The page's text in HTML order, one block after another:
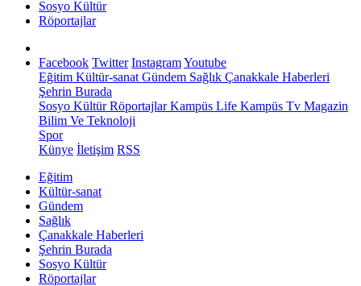
Sosyo Kültür
Röportajlar
Facebook Twitter InstagramYoutube
Eğitim Kültür-sanat Gündem Sağlık Çanakkale Haberleri
Şehrin Burada
Sosyo KültürRöportajlarKampüs Life Kampüs Tv Magazin
Bilim Ve Teknoloji
Spor
Künye İletişim RSS
Eğitim
Kültür-sanat
Gündem
Sağlık
Çanakkale Haberleri
Şehrin Burada
Sosyo Kültür
Röportajlar